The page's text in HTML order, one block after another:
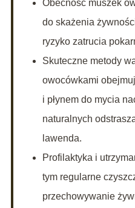
Obecność muszek
do skażenia
ryzyko zatrucia
Skuteczne metody
owocówkami
i płynem do mycia
naturalnych
lawenda.
Profilaktyka i
tym regularne
przechowywanie